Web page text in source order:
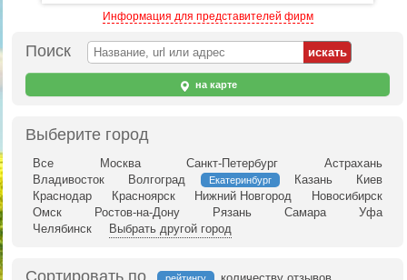
Информация для представителей фирм
Поиск
на карте
Выберите город
Все Москва Санкт-Петербург
Астрахань
Владивосток
Волгоград Екатеринбург Казань
Киев
Краснодар
Красноярск Нижний Новгород
Новосибирск
Омск
Ростов-на-Дону Рязань Самара
Уфа
Челябинск
Выбрать другой город